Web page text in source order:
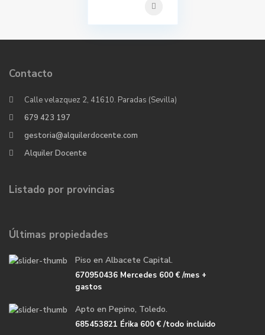
Contacto
Calle velazquez 2, 41610. Paradas (Sevilla)
679 423 197
gestoria@alquilerdocente.com
Alquiler Docente
Listado por provincias
Últimas propiedades
Piso en Albacete Capital.
670950436 Mercedes 600 €/mes +
gastos
Apto en Pepino, Toledo.
685453821 Érika 600 €/todo incluido